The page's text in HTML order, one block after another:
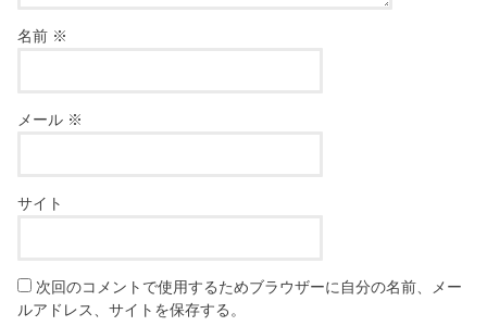
名前 ※
メール ※
サイト
次回のコメントで使用するためブラウザーに自分の名前、メー
ルアドレス、サイトを保存する。